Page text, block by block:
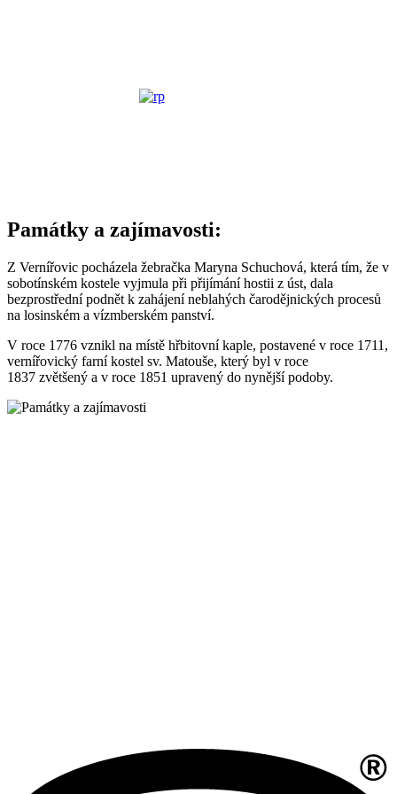
Památky a zajímavosti:
Z Vernířovic pocházela žebračka Maryna Schuchová, která tím, že v
sobotínském kostele vyjmula při přijímání hostii z úst, dala
bezprostřední podnět k zahájení neblahých čarodějnických procesů
na losinském a vízmberském panství.
V roce 1776 vznikl na místě hřbitovní kaple, postavené v roce 1711,
vernířovický farní kostel sv. Matouše, který byl v roce
1837 zvětšený a v roce 1851 upravený do nynější podoby.